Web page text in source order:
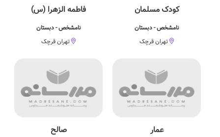
کودک مسلمان
نامشخص - دبستان
تهران قرچک
فاطمه الزهرا (س)
نامشخص - دبستان
تهران قرچک
عمار صالح